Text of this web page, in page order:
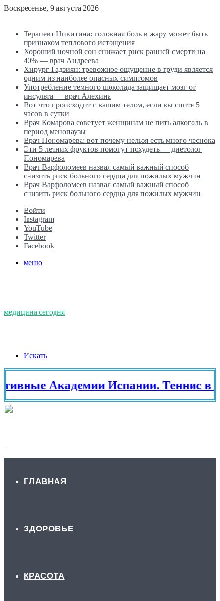
Воскресенье, 9 августа 2026
Терапевт Никитина: головная боль в жару может быть
признаком теплового истощения
Хороший ночной сон снижает риск ранней смерти на
40% — врач Андреева
Хирург Гадзиян: тревожное ощущение в груди является
одним из наиболее опасных симптомов
Употребление темного шоколада защищает мозг от
инсульта — врач Алехина
Вот что происходит с вашим телом, если вы спите 5
часов в сутки
Врач Комарова советует женщинам не пить алкоголь в
период менопаузы
Врач Пономарева: вот почему нельзя есть много чеснока
Эти 5 летних фруктов помогут похудеть — диетолог
Пономарева
Врач Варфоломеев назвал самый важный способ
снизить риск больного сердца для пожилых мужчин
Врач Варфоломеев назвал самый важный способ
снизить риск больного сердца для пожилых мужчин
Войти
Instagram
YouTube
Twitter
Facebook
меню
медицина сегодня
Искать
Академии Испании. Теннис в
ГЛАВНАЯ
ЗДОРОВЬЕ
КРАСОТА